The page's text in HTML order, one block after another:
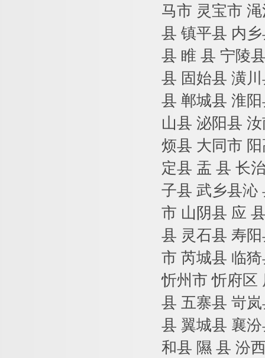
马市 灵宝市
县 镇平县 内
县 睢 县 宁陵
县 固始县 潢
县 郸城县 淮
山县 泌阳县
烦县 大同市
定县 盂 县 长
子县 武乡县沁
市 山阴县 应
县 灵石县 寿
市 芮城县 临
忻州市 忻府区
县 五寨县 岢
县 翼城县 襄
和县 隰 县 汾